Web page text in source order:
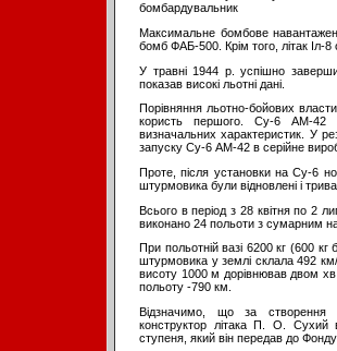
бомбардувальник
Максимальне бомбове
бомб ФАБ-500. Крім того, літак Іл-
У травні 1944 р. успішно
показав високі льотні дані.
Порівняння льотно-бойових
користь першого. Су-6 АМ-42
визначальних характеристик. У
запуску Су-6 АМ-42 в серійне
Проте, після установки на Су-6
штурмовика були відновлені і
Всього в період з 28 квітня по 2
виконано 24 польоти з сумарним
При польотній вазі 6200 кг (600
штурмовика у землі склала 492
висоту 1000 м дорівнював двом
польоту -790 км.
Відзначимо, що за створення
конструктор літака П. О. Сухий
ступеня, який він передав до